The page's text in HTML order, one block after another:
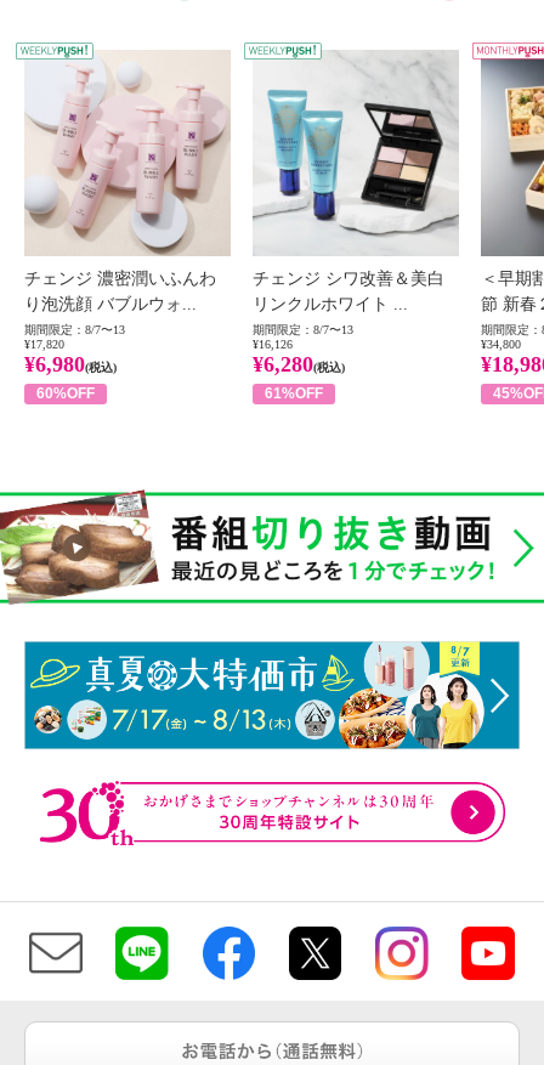
WEEKLY PUSH
チェンジ 濃密潤いふんわ
り泡洗顔 バブルウォ...
期間限定：8/7〜13
¥17,820
¥6,980(税込)
60%OFF
チェンジ シワ改善＆美白
リンクルホワイト ...
期間限定：8/7〜13
¥16,126
¥6,280(税込)
61%OFF
＜早期
節 新春
期間限定：
¥34,800